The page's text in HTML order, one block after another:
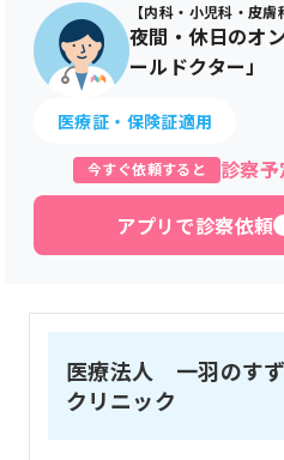
【内科・小児科・皮膚
夜間・休日のオ
ールドクター」
医療証・保険証適用
今すぐ依頼すると 診察
アプリで診察依頼
医療法人 一羽のす
クリニック